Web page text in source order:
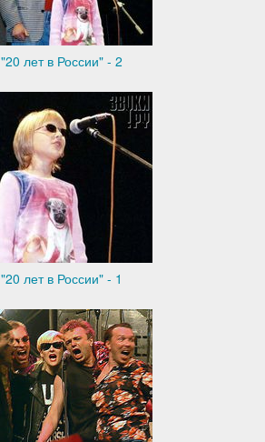
"20 лет в России" - 2
"20 лет в России" - 1